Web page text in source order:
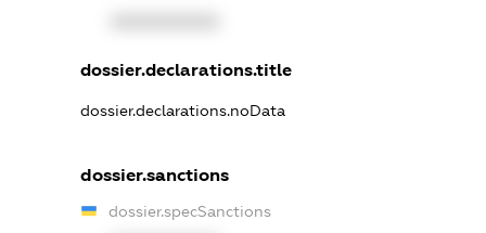
dossier.declarations.title
dossier.declarations.noData
dossier.sanctions
dossier.specSanctions